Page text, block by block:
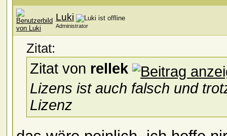
Luki
Administrator
Zitat:
Zitat von rellek
Lizens ist auch falsch und
Lizenz